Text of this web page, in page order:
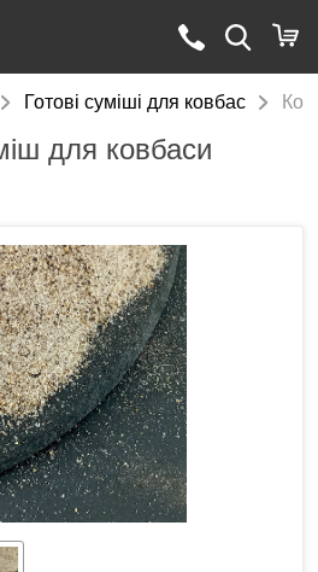
Готові суміші для ковбас
для ковбаси